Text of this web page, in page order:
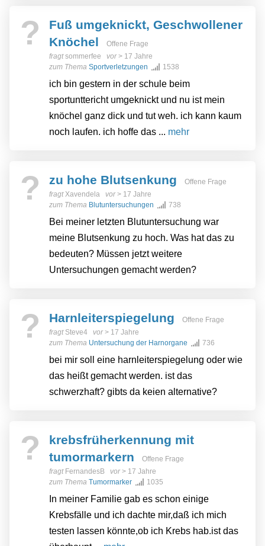
?
Fuß umgeknickt, Geschwollener
Knöchel
Offene Frage
fragtsommerfee vor> 17 Jahre
zum Thema Sportverletzungen 1538
ich bin gestern in der schule beim
sportunttericht umgeknickt und nu ist mein
knöchel ganz dick und tut weh. ich kann kaum
noch laufen. ich hoffe das ... mehr
? zu hohe Blutsenkung
Offene Frage
fragtXavendela vor> 17 Jahre
zum Thema Blutuntersuchungen 738
Bei meiner letzten Blutuntersuchung war
meine Blutsenkung zu hoch. Was hat das zu
bedeuten? Müssen jetzt weitere
Untersuchungen gemacht werden?
? Harnleiterspiegelung
Offene Frage
fragt Steve4 vor> 17 Jahre
zum Thema Untersuchung der Harnorgane 736
bei mir soll eine harnleiterspiegelung oder wie
das heißt gemacht werden. ist das
schwerzhaft? gibts da keien alternative?
?
krebsfrüherkennung mit
tumormarkern
Offene Frage
fragt FernandesB vor> 17 Jahre
zum Thema Tumormarker 1035
In meiner Familie gab es schon einige
Krebsfälle und ich dachte mir,daß ich mich
testen lassen könnte,ob ich Krebs hab.ist das